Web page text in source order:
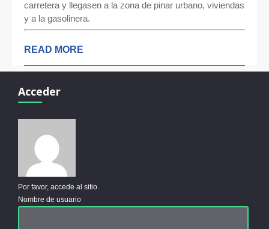
carretera y llegasen a la zona de pinar urbano, viviendas
y a la gasolinera.
READ MORE
Acceder
Por favor, accede al sitio.
Nombre de usuario